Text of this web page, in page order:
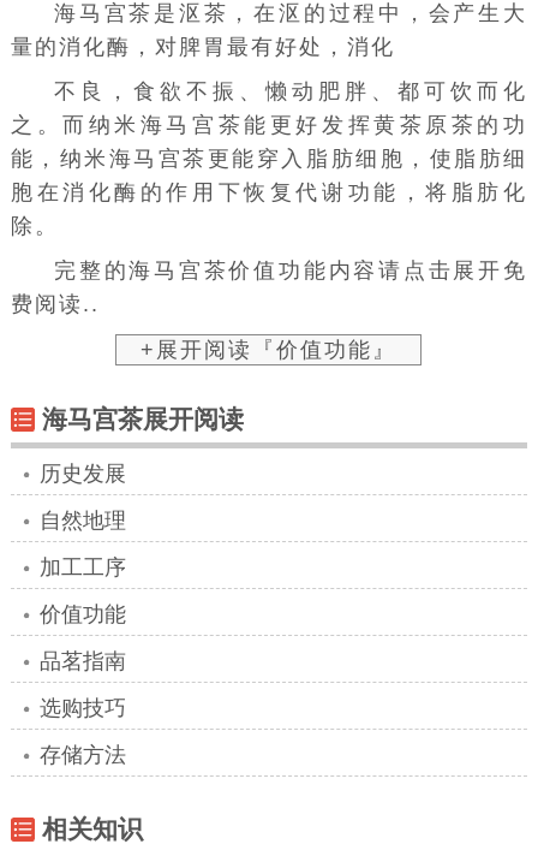
海马宫茶是沤茶，在沤的过程中，会产生大
量的消化酶 ，对脾胃最有好处，消化
不良，食欲不振、懒动肥胖、都可饮而化
之。而纳米海马宫茶能更好发挥黄茶原茶的功
能，纳米海马宫茶更能穿入 脂肪细胞 ，使脂肪细
胞在消化酶的作用下恢复代谢功能，将脂肪化
除。
完整的海马宫茶价值功能内容请点击展开免
费阅读..
+展开阅读『价值功能』
海马宫茶展开阅读
历史发展
自然地理
加工工序
价值功能
品茗指南
选购技巧
存储方法
相关知识